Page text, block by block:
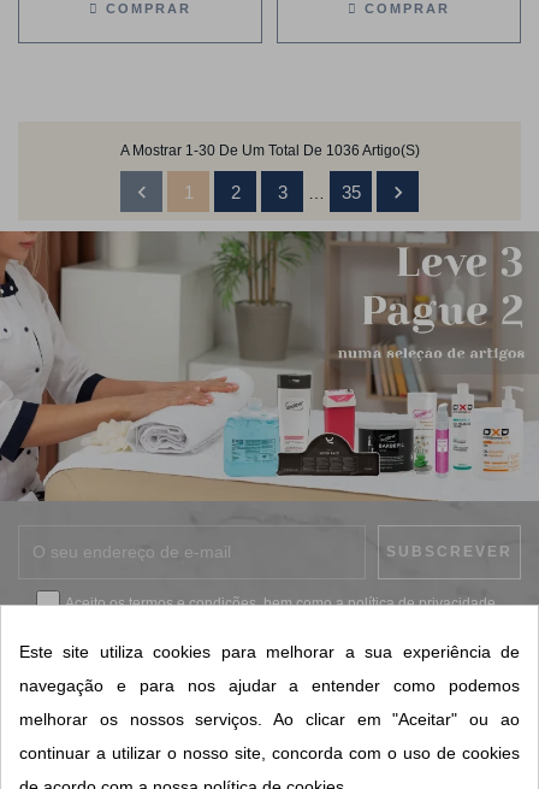
COMPRAR COMPRAR
A Mostrar 1-30 De Um Total De 1036 Artigo(s)
 1 2 3 35 
Aceito ostermos e condições, bem como apolítica de privacidade.
CONTACTOS SORISA
Este site utiliza cookies para melhorar a sua experiência de
navegação e para nos ajudar a entender como podemos
melhorar os nossos serviços. Ao clicar em "Aceitar" ou ao
continuar a utilizar o nosso site, concorda com o uso de cookies